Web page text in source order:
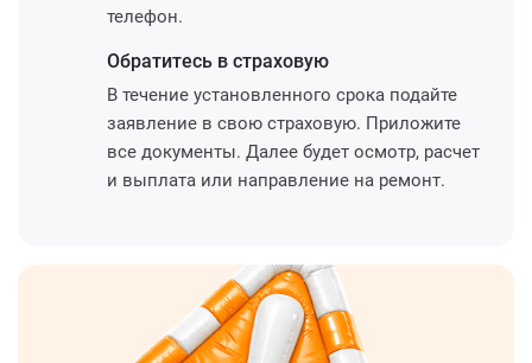
телефон.
Обратитесь в страховую
В течение установленного срока подайте
заявление в свою страховую. Приложите
все документы. Далее будет осмотр, расчет
и выплата или направление на ремонт.